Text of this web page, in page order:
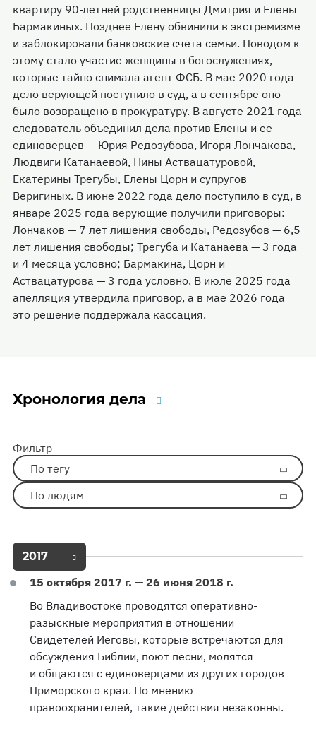
квартиру 90-летней родственницы Дмитрия и Елены
Бармакиных. Позднее Елену обвинили в экстремизме
и заблокировали банковские счета семьи. Поводом к
этому стало участие женщины в богослужениях,
которые тайно снимала агент ФСБ. В мае 2020 года
дело верующей поступило в суд, а в сентябре оно
было возвращено в прокуратуру. В августе 2021 года
следователь объединил дела против Елены и ее
единоверцев — Юрия Редозубова, Игоря Лончакова,
Людвиги Катанаевой, Нины Аствацатуровой,
Екатерины Трегубы, Елены Цорн и супругов
Веригиных. В июне 2022 года дело поступило в суд, в
январе 2025 года верующие получили приговоры:
Лончаков — 7 лет лишения свободы, Редозубов — 6,5
лет лишения свободы; Трегуба и Катанаева — 3 года
и 4 месяца условно; Бармакина, Цорн и
Аствацатурова — 3 года условно. В июле 2025 года
апелляция утвердила приговор, а в мае 2026 года
это решение поддержала кассация.
Хронология дела
Фильтр
По тегу
По людям
2017
15 октября 2017 г. — 26 июня 2018 г.
Во Владивостоке проводятся оперативно-
разыскные мероприятия в отношении
Свидетелей Иеговы, которые встречаются для
обсуждения Библии, поют песни, молятся
и общаются с единоверцами из других городов
Приморского края. По мнению
правоохранителей, такие действия незаконны.